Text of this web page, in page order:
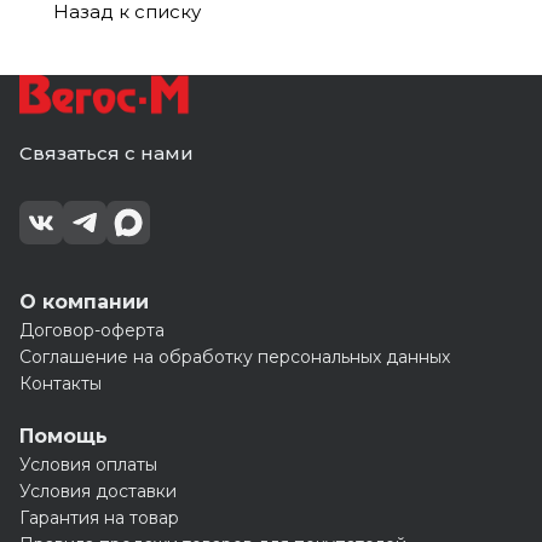
Назад к списку
Связаться с нами
О компании
Договор-оферта
Соглашение на обработку персональных данных
Контакты
Помощь
Условия оплаты
Условия доставки
Гарантия на товар